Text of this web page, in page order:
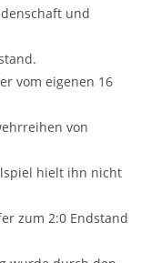
und
vom eigenen 16
von
hielt ihn nicht
zum 2:0 Endstand